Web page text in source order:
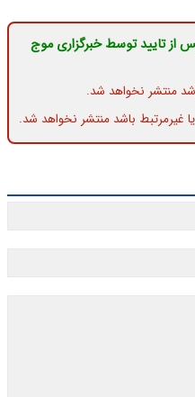
از تایید توسط خبرگزاری موج
منتشر نخواهد شد.
غیرمرتبط باشد منتشر نخواهد شد.